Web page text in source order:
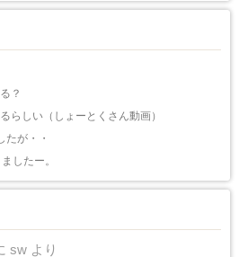
？
らしい（しょーとくさん動画）
たが・・
したー。
sw より